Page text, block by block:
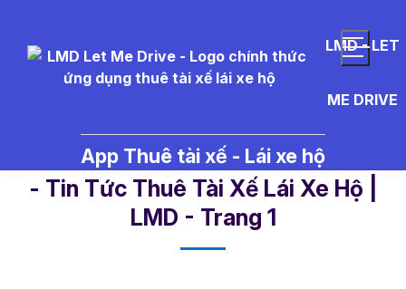
LMD - LET
ME DRIVE
App Thuê tài xế - Lái xe hộ
- Tin Tức Thuê Tài Xế Lái Xe Hộ |
LMD - Trang 1​